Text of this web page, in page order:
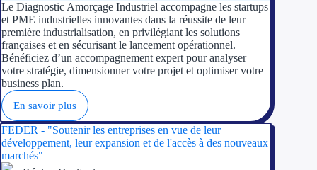
Le Diagnostic Amorçage Industriel accompagne les startups
et PME industrielles innovantes dans la réussite de leur
première industrialisation, en privilégiant les solutions
françaises et en sécurisant le lancement opérationnel.
Bénéficiez d’un accompagnement expert pour analyser
votre stratégie, dimensionner votre projet et optimiser votre
business plan.
En savoir plus
FEDER - "Soutenir les entreprises en vue de leur
développement, leur expansion et de l'accès à des nouveaux
marchés"